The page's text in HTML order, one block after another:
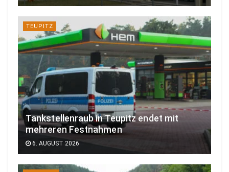
TEUPITZ
Tankstellenraub in Teupitz endet mit
mehreren Festnahmen
6. AUGUST 2026